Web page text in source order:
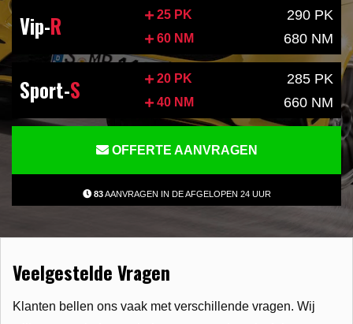
Vip-R 25 PK 290 PK
60 NM 680 NM
Sport-S 20 PK 285 PK
40 NM 660 NM
OFFERTE AANVRAGEN
83AANVRAGEN IN DE AFGELOPEN 24 UUR
Veelgestelde Vragen
Klanten bellen ons vaak met verschillende vragen. Wij